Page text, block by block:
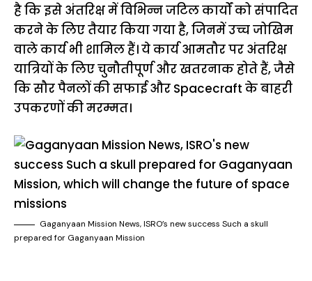
है कि इसे अंतरिक्ष में विभिन्न जटिल कार्यों को संपादित
करने के लिए तैयार किया गया है, जिनमें उच्च जोखिम
वाले कार्य भी शामिल हैं। ये कार्य आमतौर पर अंतरिक्ष
यात्रियों के लिए चुनौतीपूर्ण और खतरनाक होते हैं, जैसे
कि सौर पैनलों की सफाई और Spacecraft के बाहरी
उपकरणों की मरम्मत।
Gaganyaan Mission News, ISRO’s new success Such a skull
prepared for Gaganyaan Mission